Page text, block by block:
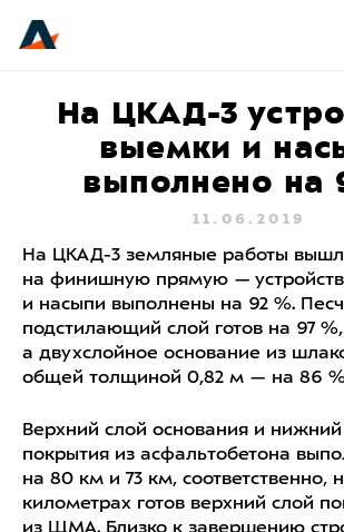
На ЦКАД-3
выемки и
выполнено на
11.06.2019
На ЦКАД-3 земляные работы
на финишную прямую —
и насыпи выполнены на 92 %.
подстилающий слой готов на 97 %,
а двухслойное основание из
общей толщиной 0,82 м — на 86
Верхний слой основания и нижний
покрытия из асфальтобетона
на 80 км и 73 км, соответственно,
километрах готов верхний слой